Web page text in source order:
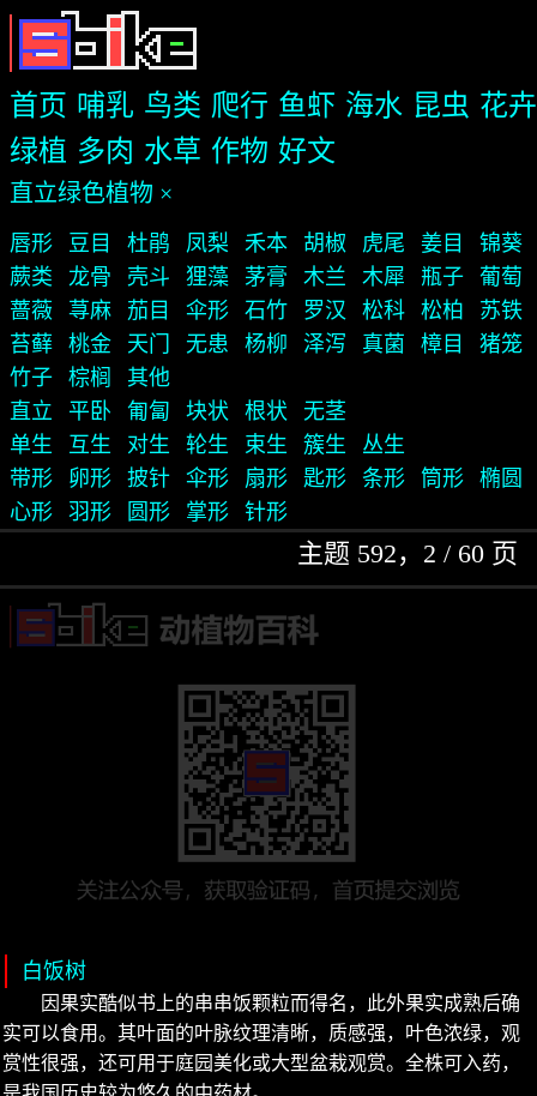
首页 哺乳 鸟类 爬行 鱼虾 海水 昆虫 花卉
绿植 多肉 水草 作物 好文
直立绿色植物 ×
唇形 豆目 杜鹃 凤梨 禾本 胡椒 虎尾 姜目
锦葵
蕨类
龙骨 壳斗 狸藻 茅膏 木兰 木犀 瓶子
葡萄
蔷薇
荨麻 茄目 伞形 石竹 罗汉 松科 松柏
苏铁
苔藓
桃金 天门 无患 杨柳 泽泻 真菌 樟目
猪笼
竹子
棕榈
其他
直立
平卧 匍匐 块状 根状
无茎
单生
互生 对生 轮生 束生 簇生
丛生
带形
卵形 披针 伞形 扇形 匙形 条形 筒形
椭圆
心形
羽形 圆形 掌形 针形
主题 592，2 / 60 页
白饭树
因果实酷似书上的串串饭颗粒而得名，此外果实成熟后确
实可以食用。其叶面的叶脉纹理清晰，质感强，叶色浓绿，观
赏性很强，还可用于庭园美化或大型盆栽观赏。全株可入药，